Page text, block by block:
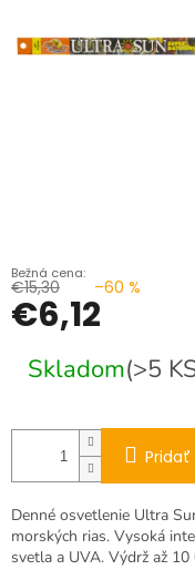
€15,30 –60 %
€6,12
cena:
Skladom(>5
Pridať
Denné osvetlenie Ultra
morských rias. Vysoká
svetla a UVA. Výdrž až